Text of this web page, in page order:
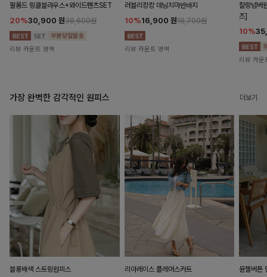
팔롬드 링클블라우스+와이드팬츠SET
20%30,900 원38,600원
리뷰 카운트 영역
러블리캉캉 데님치마반바지
10%16,900 원18,700원
리뷰 카운트 영역
찰랑넘버
즈]
10%
리뷰 카운
가장 완벽한 감각적인 원피스 더보기
블룽배색 스트링원피스 리아레이스 플레어스커트 뮨첼버튼